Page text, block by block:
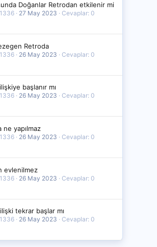
Doğanlar Retrodan etkilenir mi
27 May 2023
Cevaplar: 0
Retroda
26 May 2023
Cevaplar: 0
başlanır mı
26 May 2023
Cevaplar: 0
yapılmaz
26 May 2023
Cevaplar: 0
evlenilmez
26 May 2023
Cevaplar: 0
tekrar başlar mı
26 May 2023
Cevaplar: 0